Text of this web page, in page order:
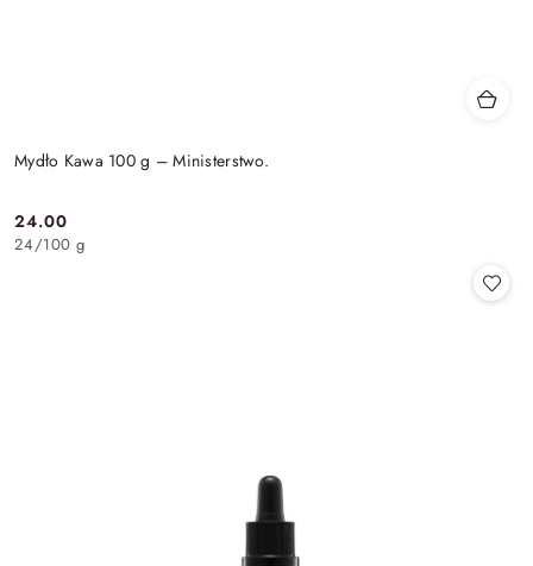
Mydło Kawa 100 g – Ministerstwo.
Cena:
24.00
24/100 g